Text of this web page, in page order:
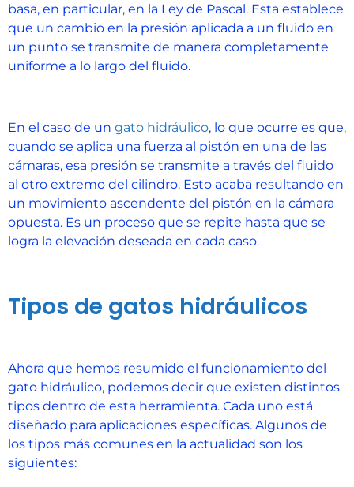
basa, en particular, en la Ley de Pascal. Esta establece
que un cambio en la presión aplicada a un fluido en
un punto se transmite de manera completamente
uniforme a lo largo del fluido.
En el caso de un gato hidráulico, lo que ocurre es que,
cuando se aplica una fuerza al pistón en una de las
cámaras, esa presión se transmite a través del fluido
al otro extremo del cilindro. Esto acaba resultando en
un movimiento ascendente del pistón en la cámara
opuesta. Es un proceso que se repite hasta que se
logra la elevación deseada en cada caso.
Tipos de gatos hidráulicos
Ahora que hemos resumido el funcionamiento del
gato hidráulico, podemos decir que existen distintos
tipos dentro de esta herramienta. Cada uno está
diseñado para aplicaciones específicas. Algunos de
los tipos más comunes en la actualidad son los
siguientes: